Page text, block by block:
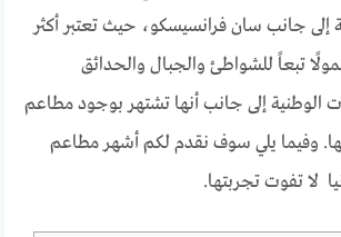
إلى جانب سان فرانسيسكو، حيث تعتبر أكثر
تبعاً للشواطئ والجبال والحدائق
الوطنية إلى جانب أنها تشتهر بوجود مطاعم
وفيما يلي سوف نقدم لكم أشهر مطاعم
لا تفوت تجربتها.